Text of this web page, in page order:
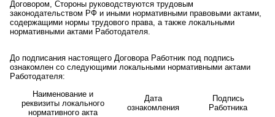
Договором, Стороны руководствуются трудовым
законодательством РФ и иными нормативными правовыми актами,
содержащими нормы трудового права, а также локальными
нормативными актами Работодателя.
До подписания настоящего Договора Работник под подпись
ознакомлен со следующими локальными нормативными актами
Работодателя:
Наименование и
реквизиты локального
нормативного акта
Дата
ознакомления
Подпись
Работника